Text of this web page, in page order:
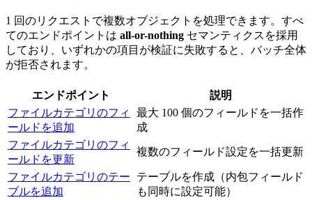
1 回のリクエストで複数オブジェクトを処理できます。すべ
てのエンドポイントは all-or-nothing セマンティクスを採用
しており、いずれかの項目が検証に失敗すると、バッチ全体
が拒否されます。
エンドポイント
説明
ファイルカテゴリのフィ
ールドを追加
最大 100 個のフィールドを一括作
成
ファイルカテゴリのフィ
ールドを更新
複数のフィールド設定を一括更新
ファイルカテゴリのテー
ブルを追加
テーブルを作成（内包フィールド
も同時に設定可能）